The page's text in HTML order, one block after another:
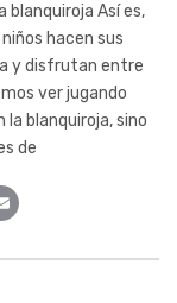
blanquiroja Así es,
hacen sus
y disfrutan entre
ver jugando
blanquiroja, sino
de